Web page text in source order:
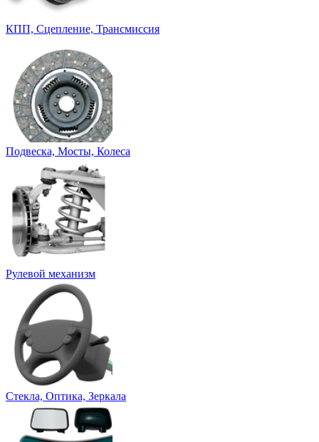
КПП, Сцепление, Трансмиссия
Подвеска, Мосты, Колеса
Рулевой механизм
Стекла, Оптика, Зеркала